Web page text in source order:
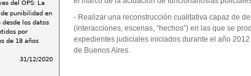
del OPS: La
punibilidad en
desde los datos
por
de 18 años
31/12/2020
- Realizar una reconstrucción cualitativa capaz de
(interacciones, escenas, “hechos”) en las que se
expedientes judiciales iniciados durante el año
de Buenos Aires.